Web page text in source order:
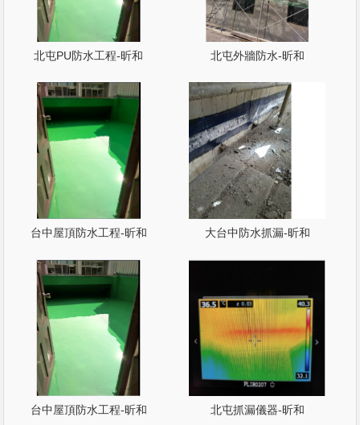
北屯PU防水工程-昕和 北屯外牆防水-昕和
台中屋頂防水工程-昕和 大台中防水抓漏-昕和
台中屋頂防水工程-昕和 北屯抓漏儀器-昕和